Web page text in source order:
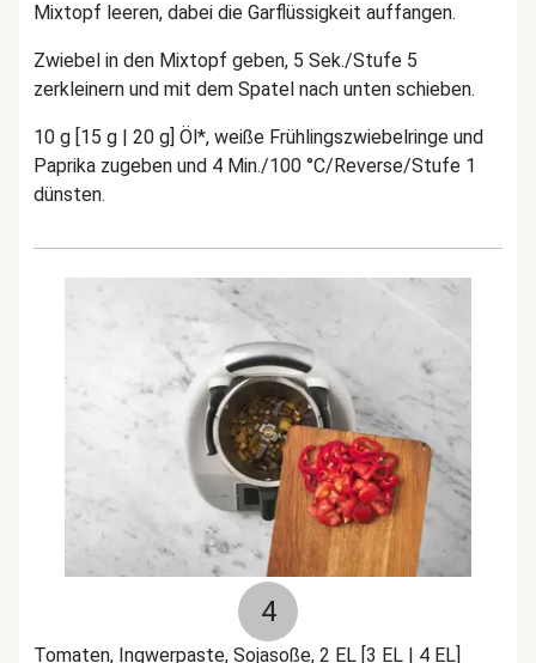
Mixtopf leeren, dabei die Garflüssigkeit auffangen.
Zwiebel in den Mixtopf geben, 5 Sek./Stufe 5
zerkleinern und mit dem Spatel nach unten schieben.
10 g [15 g | 20 g] Öl*, weiße Frühlingszwiebelringe und
Paprika zugeben und 4 Min./100 °C/Reverse/Stufe 1
dünsten.
4
Tomaten, Ingwerpaste, Sojasoße, 2 EL [3 EL | 4 EL]